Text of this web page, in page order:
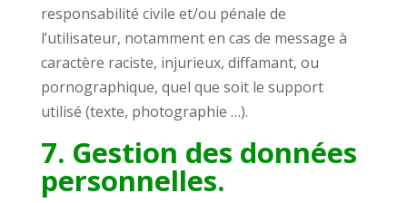
responsabilité civile et/ou pénale de
l’utilisateur, notamment en cas de message à
caractère raciste, injurieux, diffamant, ou
pornographique, quel que soit le support
utilisé (texte, photographie …).
7. Gestion des données
personnelles.